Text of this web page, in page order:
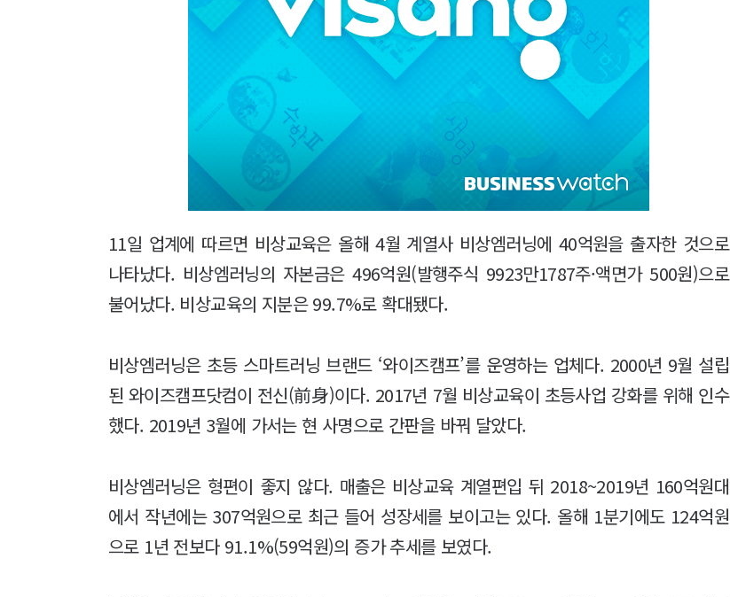
11일 업계에 따르면 비상교육은 올해 4월 계열사 비상엠러닝에 40억원을 출자한 것으로
나타났다. 비상엠러닝의 자본금은 496억원(발행주식 9923만1787주·액면가 500원)으로
불어났다. 비상교육의 지분은 99.7%로 확대됐다.
비상엠러닝은 초등 스마트러닝 브랜드 ‘와이즈캠프’를 운영하는 업체다. 2000년 9월 설립
된 와이즈캠프닷컴이 전신(前身)이다. 2017년 7월 비상교육이 초등사업 강화를 위해 인수
했다. 2019년 3월에 가서는 현 사명으로 간판을 바꿔 달았다.
비상엠러닝은 형편이 좋지 않다. 매출은 비상교육 계열편입 뒤 2018~2019년 160억원대
에서 작년에는 307억원으로 최근 들어 성장세를 보이고는 있다. 올해 1분기에도 124억원
으로 1년 전보다 91.1%(59억원)의 증가 추세를 보였다.